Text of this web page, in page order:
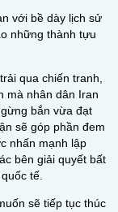
với bề dày lịch sử
những thành tựu
qua chiến tranh,
mà nhân dân Iran
bắn vừa đạt
sẽ góp phần đem
nhấn mạnh lập
bên giải quyết bất
tế.
sẽ tiếp tục thúc